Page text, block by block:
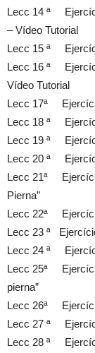
Lecc 14 ª
– Vídeo Tutorial
Lecc 15 ª
Lecc 16 ª
Vídeo Tutorial
Lecc 17ª
Lecc 18 ª
Lecc 19 ª
Lecc 20 ª
Lecc 21ª
Pierna”
Lecc 22ª
Lecc 23 ª
Lecc 24 ª
Lecc 25ª
pierna”
Lecc 26ª
Lecc 27 ª
Lecc 28 ª